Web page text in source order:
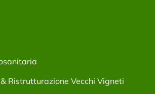
Ristrutturazione Vecchi Vigneti